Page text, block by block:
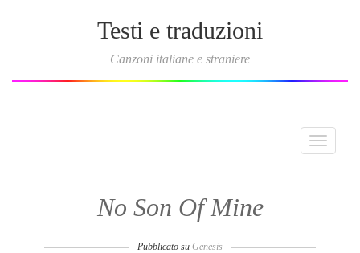
Testi e traduzioni
Canzoni italiane e straniere
Toggle
No Son Of Mine
Pubblicato su Genesis